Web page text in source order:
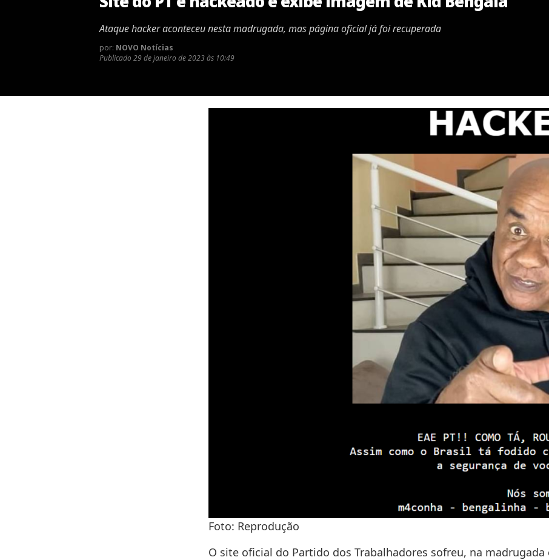
Ataque hacker aconteceu nesta madrugada, mas página oficial já foi recuperada
por: NOVO Notícias
Publicado 29 de janeiro de 2023 às 10:49
Foto: Reprodução
O site oficial do Partido dos Trabalhadores sofreu, na madrugada